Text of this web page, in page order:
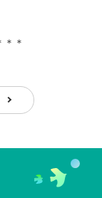
＊